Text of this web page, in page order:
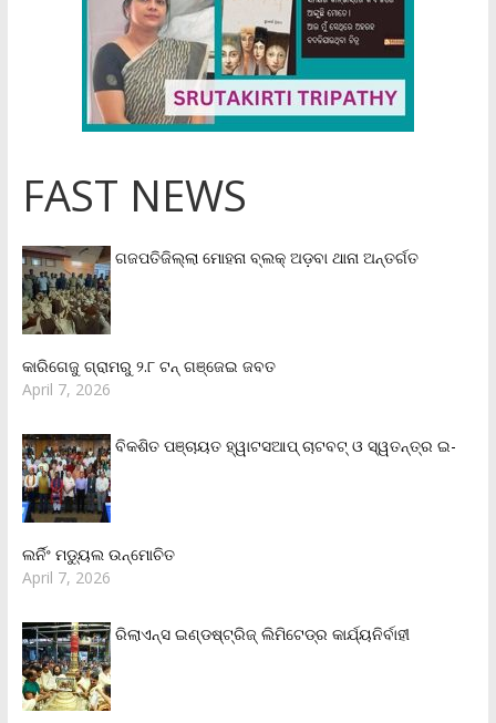
FAST NEWS
ଗଜପତିଜିଲ୍ଲା ମୋହନା ବ୍ଲକ୍‌ ଅଡ଼ବା ଥାନା ଅନ୍ତର୍ଗତ
କାରିଗେଜୁ ଗ୍ରାମରୁ ୨.୮ ଟନ୍ ଗଞ୍ଜେଇ ଜବତ
April 7, 2026
ବିକଶିତ ପଞ୍ଚାୟତ ହ୍ୱାଟସଆପ୍ ଚାଟବଟ୍ ଓ ସ୍ୱତନ୍ତ୍ର ଇ-
ଲର୍ନିଂ ମଡ୍ୟୁଲ ଉନ୍ମୋଚିତ
April 7, 2026
ରିଲାଏନ୍‌ସ ଇଣ୍ଡଷ୍ଟ୍ରିଜ୍ ଲିମିଟେଡ୍‌ର କାର୍ଯ୍ୟନିର୍ବାହୀ